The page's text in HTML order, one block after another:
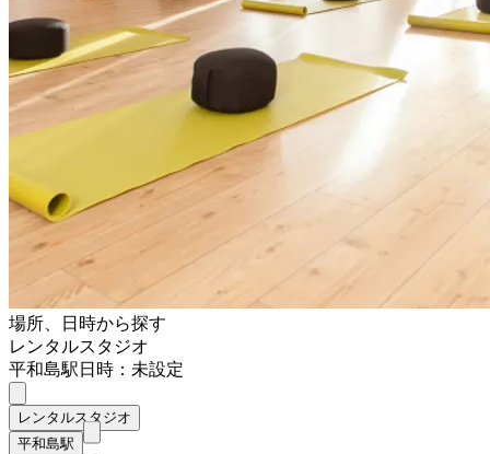
場所、日時から探す
レンタルスタジオ
平和島駅日時：未設定
レンタルスタジオ
平和島駅